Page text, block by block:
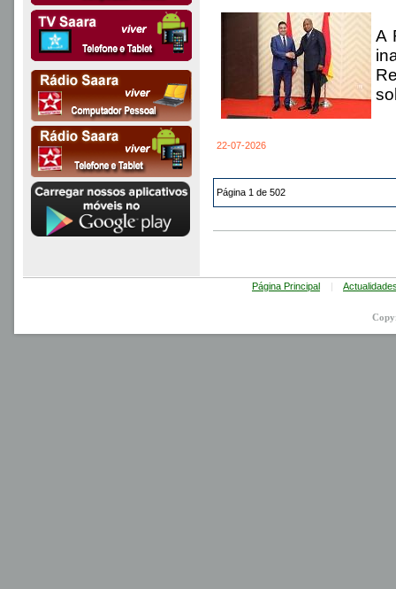
A
22-07-2026
Página 1 de 502
Página Principal |